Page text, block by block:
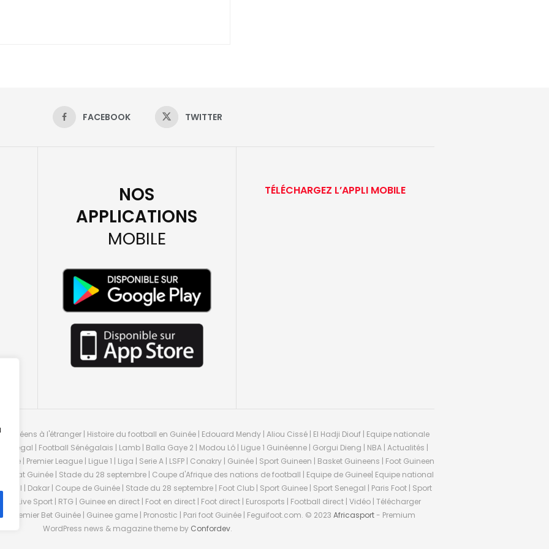
FACEBOOK TWITTER
NOS
APPLICATIONS
MOBILE
TÉLÉCHARGEZ L’APPLI MOBILE
à l'étranger | Histoire du football en Guinée | Edouard Mendy | Aliou Cissé | El Hadji Diouf | Equipe nationale
| Football Sénégalais | Lamb | Balla Gaye 2 | Modou Lô | Ligue 1 Guinéenne | Gorgui Dieng | NBA | Actualités |
| Premier League | Ligue 1 | Liga | Serie A | LSFP | Conakry | Guinée | Sport Guineen | Basket Guineens | Foot Guineen
Guinée | Stade du 28 septembre | Coupe d'Afrique des nations de football | Equipe de Guinee| Equipe national
| Dakar | Coupe de Guinée | Stade du 28 septembre | Foot Club | Sport Guinee | Sport Senegal | Paris Foot | Sport
| Live Sport | RTG | Guinee en direct | Foot en direct | Foot direct | Eurosports | Football direct | Vidéo | Télécharger
Premier Bet Guinée | Guinee game | Pronostic | Pari foot Guinée | Feguifoot.com. © 2023 Africasport- Premium
WordPress news & magazine theme by Confordev.